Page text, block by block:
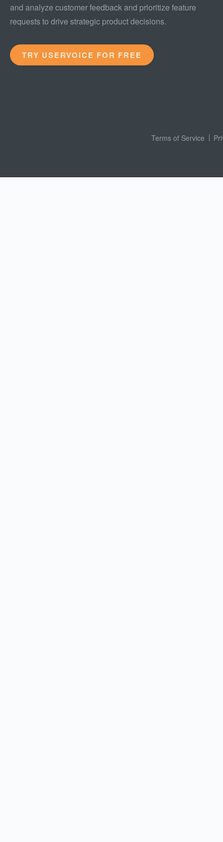
and analyze customer feedback and prioritize feature
requests to drive strategic product decisions.
TRY USERVOICE FOR FREE
Terms of Service